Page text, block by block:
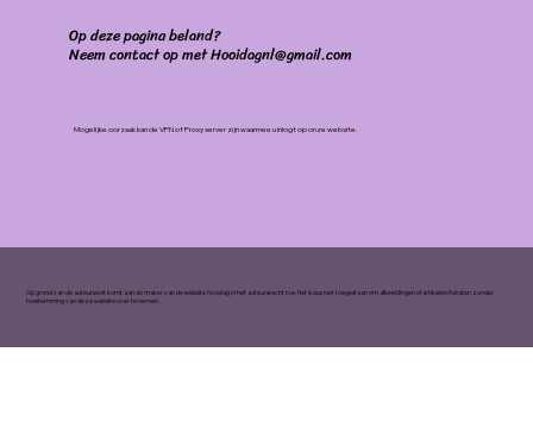
Op deze pagina beland?
Neem contact op met Hooidagnl@gmail.com
Mogelijke oorzaak kan de VPN of Proxy server zijn waarmee u inlogt op onze website.
Op grond van de auteurswet komt aan de maker van de website hooidag.nl het auteursrecht toe. Het is dus niet toegestaan om afbeeldingen of artikelen/teksten zonder
toestemming van deze website over te nemen.